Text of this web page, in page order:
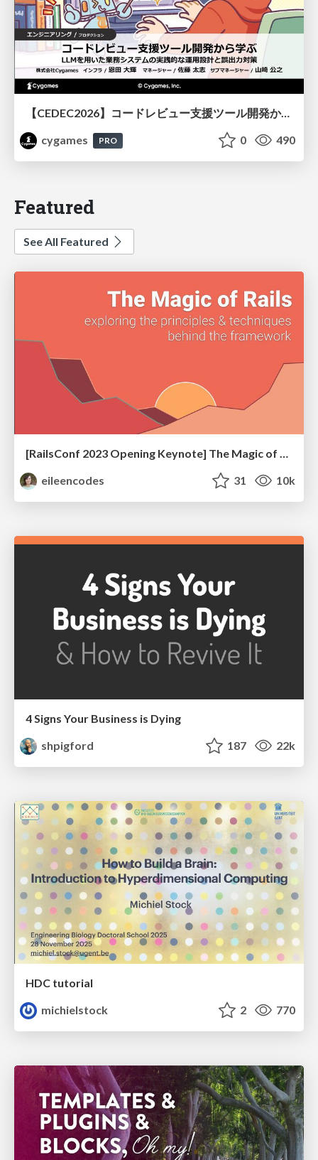
【CEDEC2026】コードレビュー支援ツール開発から学ぶ：LLMを用いた業務システムの実践的な運用設計と誤出力対策
cygames
PRO 0 490
Featured
See All Featured
[RailsConf 2023 Opening Keynote] The Magic of Rails
eileencodes
31 10k
4 Signs Your Business is Dying
shpigford
187 22k
HDC tutorial
michielstock
2 770